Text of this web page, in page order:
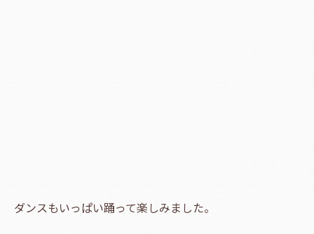
ダンスもいっぱい踊って楽しみました。